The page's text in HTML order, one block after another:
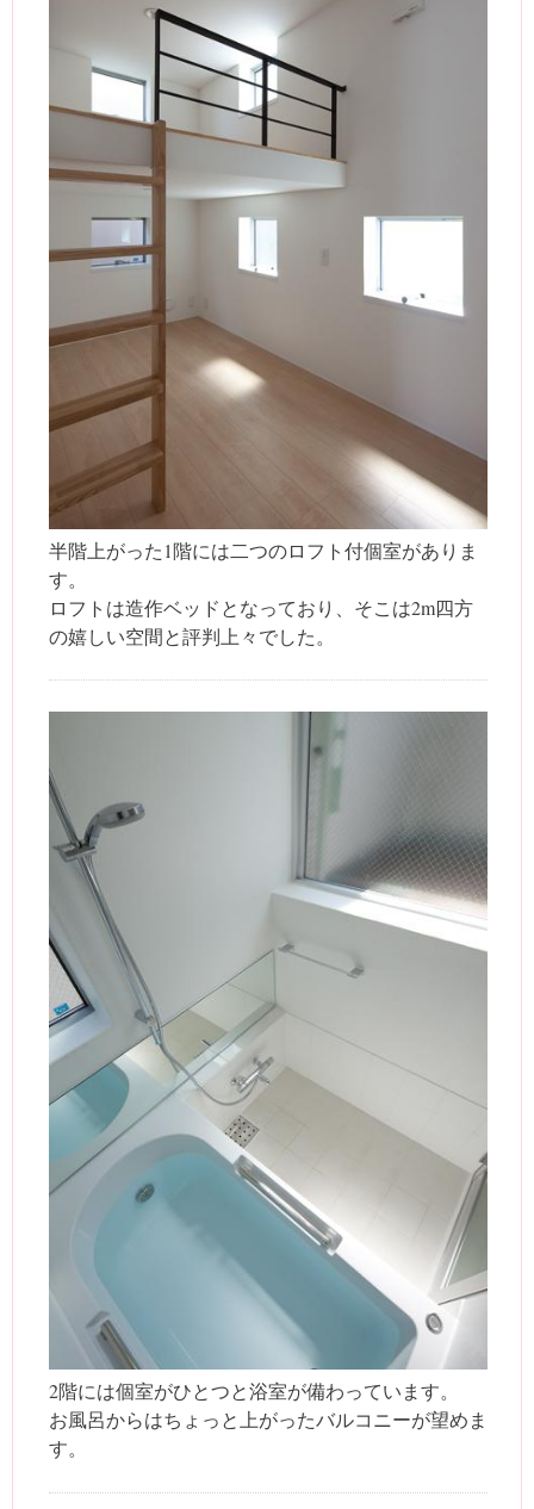
半階上がった1階には二つのロフト付個室がありま
す。
ロフトは造作ベッドとなっており、そこは2m四方
の嬉しい空間と評判上々でした。
2階には個室がひとつと浴室が備わっています。
お風呂からはちょっと上がったバルコニーが望めま
す。